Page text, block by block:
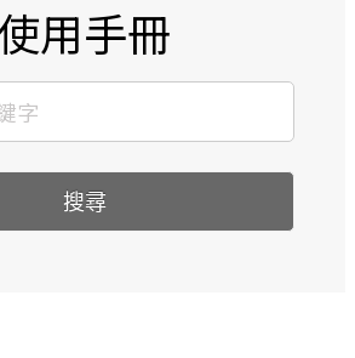
用手冊
搜尋